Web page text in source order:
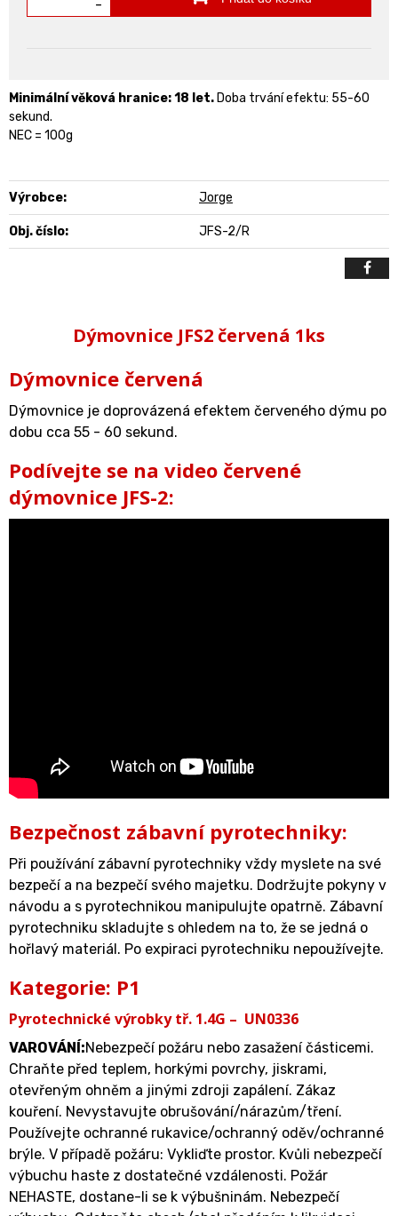
-
Minimální věková hranice: 18 let. Doba trvání efektu: 55-60
sekund.
NEC = 100g
Výrobce: Jorge
Obj. číslo: JFS-2/R
Dýmovnice JFS2 červená 1ks
Dýmovnice červená
Dýmovnice je doprovázená efektem červeného dýmu po
dobu cca 55 - 60 sekund.
Podívejte se na video červené
dýmovnice JFS-2:
Bezpečnost zábavní pyrotechniky:
Při používání zábavní pyrotechniky vždy myslete na své
bezpečí a na bezpečí svého majetku. Dodržujte pokyny v
návodu a s pyrotechnikou manipulujte opatrně. Zábavní
pyrotechniku skladujte s ohledem na to, že se jedná o
hořlavý materiál. Po expiraci pyrotechniku nepoužívejte.
Kategorie: P1
Pyrotechnické výrobky tř. 1.4G – UN0336
VAROVÁNÍ:Nebezpečí požáru nebo zasažení částicemi.
Chraňte před teplem, horkými povrchy, jiskrami,
otevřeným ohněm a jinými zdroji zapálení. Zákaz
kouření. Nevystavujte obrušování/nárazům/tření.
Používejte ochranné rukavice/ochranný oděv/ochranné
brýle. V případě požáru: Vykliďte prostor. Kvůli nebezpečí
výbuchu haste z dostatečné vzdálenosti. Požár
NEHASTE, dostane-li se k výbušninám. Nebezpečí